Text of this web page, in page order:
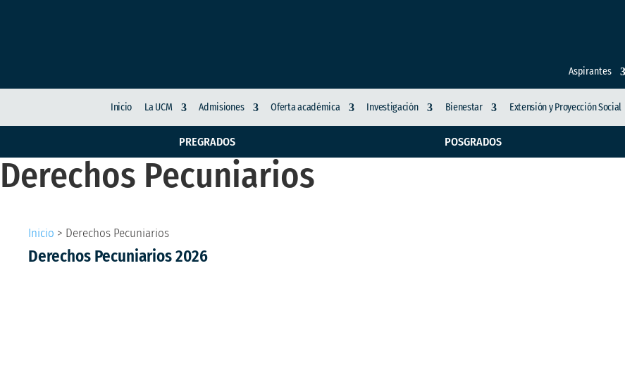
Aspirantes
Inicio La UCM Admisiones Oferta académica Investigación Bienestar Extensión y Proyección Social
PREGRADOS POSGRADOS
Derechos Pecuniarios
Inicio > Derechos Pecuniarios
Derechos Pecuniarios 2026